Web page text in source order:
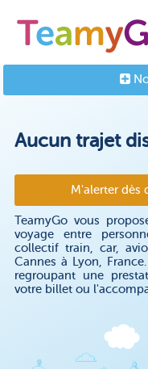
Aucun trajet
M'alerter
TeamyGo vous
voyage entre
collectif train, car,
Cannes à Lyon,
regroupant une
votre billet ou